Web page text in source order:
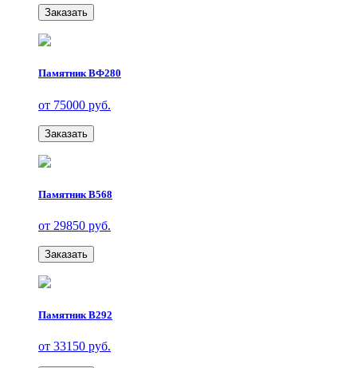
Заказать
Памятник ВФ280
от 75000 руб.
Заказать
Памятник В568
от 29850 руб.
Заказать
Памятник В292
от 33150 руб.